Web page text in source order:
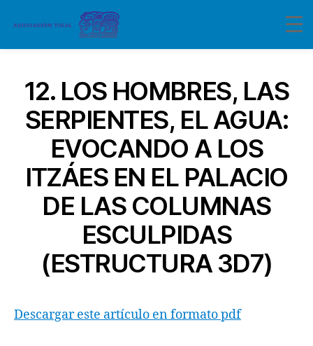
12. LOS HOMBRES, LAS
SERPIENTES, EL AGUA:
EVOCANDO A LOS
ITZÁES EN EL PALACIO
DE LAS COLUMNAS
ESCULPIDAS
(ESTRUCTURA 3D7)
Descargar este artículo en formato pdf